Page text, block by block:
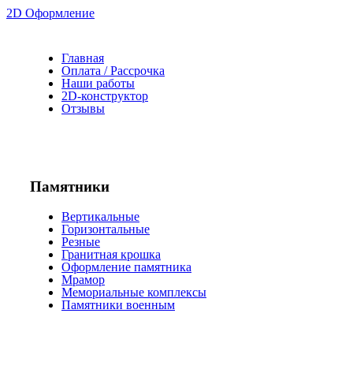
2D Оформление
Главная
Оплата / Рассрочка
Наши работы
2D-конструктор
Отзывы
Памятники
Вертикальные
Горизонтальные
Резные
Гранитная крошка
Оформление памятника
Мрамор
Мемориальные комплексы
Памятники военным